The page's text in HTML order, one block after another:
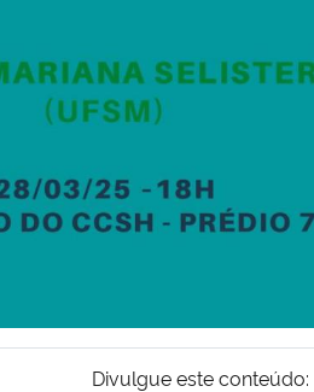
Divulgue este conteúdo: